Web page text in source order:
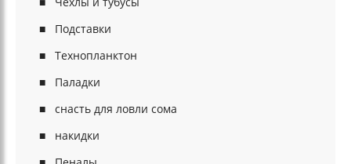
Подставки
Технопланктон
Паладки
снасть для ловли сома
накидки